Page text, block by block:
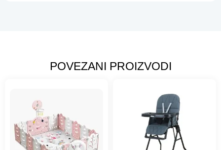
POVEZANI PROIZVODI